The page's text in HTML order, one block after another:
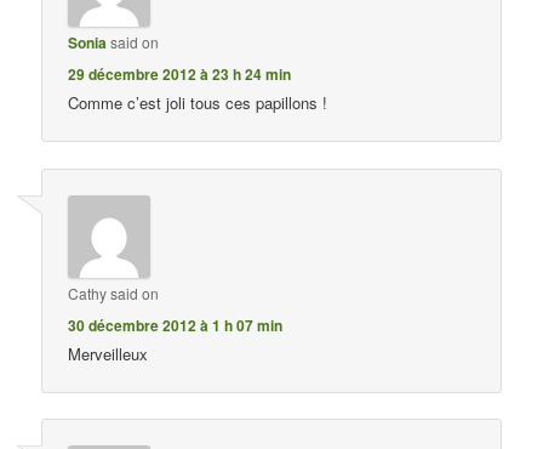
Soniasaid on
29 décembre 2012 à 23 h 24 min
Comme c’est joli tous ces papillons !
Cathysaid on
30 décembre 2012 à 1 h 07 min
Merveilleux